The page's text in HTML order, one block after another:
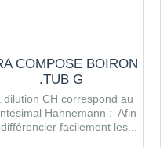
COMPOSE BOIRON
.TUB G
dilution CH correspond au
Hahnemann : Afin
facilement les...